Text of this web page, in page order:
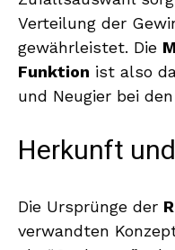
Verteilung der
gewährleistet. Die
Funktion ist also
und Neugier bei
Herkunft
Die Ursprünge der
verwandten